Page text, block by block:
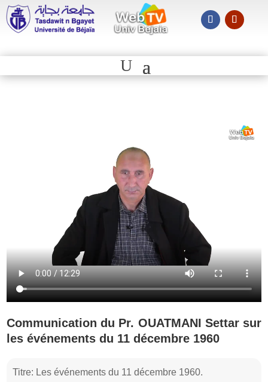
Communication du Pr. OUATMANI Settar sur
les événements du 11 décembre 1960
Titre: Les événements du 11 décembre 1960.